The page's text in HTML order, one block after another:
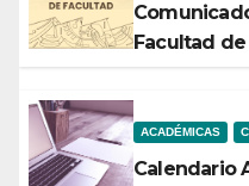
Facultad
ACADÉMICAS
Calendario